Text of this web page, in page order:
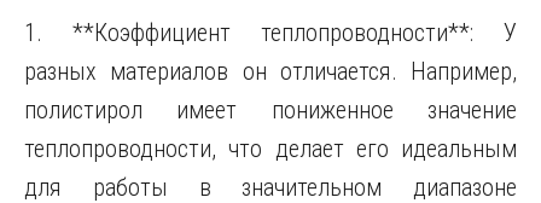
1. **Коэффициент теплопроводности**: У
разных материалов он отличается. Например,
полистирол имеет пониженное значение
теплопроводности, что делает его идеальным
для работы в значительном диапазоне